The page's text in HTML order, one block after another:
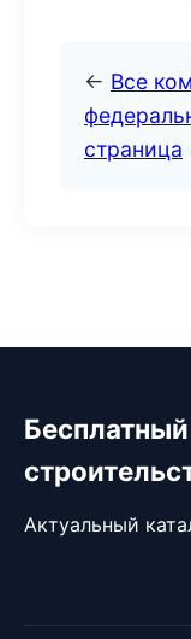
← Все
страница
Бесплатный
Актуальный